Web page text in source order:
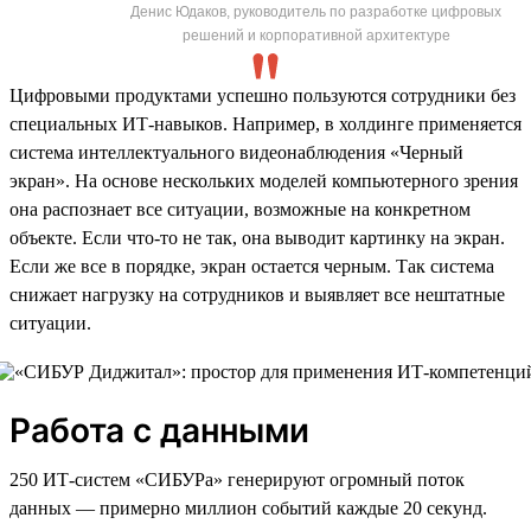
Денис Юдаков, руководитель по разработке цифровых
решений и корпоративной архитектуре
Цифровыми продуктами успешно пользуются сотрудники без
специальных ИТ-навыков. Например, в холдинге применяется
система интеллектуального видеонаблюдения «Черный
экран». На основе нескольких моделей компьютерного зрения
она распознает все ситуации, возможные на конкретном
объекте. Если что-то не так, она выводит картинку на экран.
Если же все в порядке, экран остается черным. Так система
снижает нагрузку на сотрудников и выявляет все нештатные
ситуации.
Работа с данными
250 ИТ-систем «СИБУРа» генерируют огромный поток
данных — примерно миллион событий каждые 20 секунд.